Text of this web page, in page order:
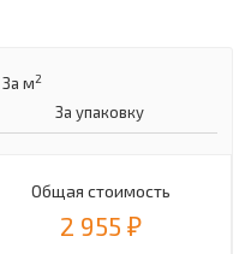
За м2
За упаковку
Общая стоимость
2 955 ₽